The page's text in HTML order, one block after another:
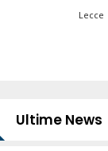
Lecce
Ultime News